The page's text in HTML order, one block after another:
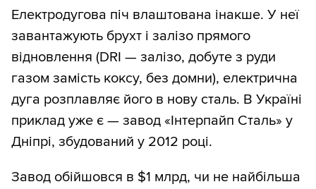
Електродугова піч влаштована інакше. У неї
завантажують брухт і залізо прямого
відновлення (DRI — залізо, добуте з руди
газом замість коксу, без домни), електрична
дуга розплавляє його в нову сталь. В Україні
приклад уже є — завод «Інтерпайп Сталь» у
Дніпрі, збудований у 2012 році.
Завод обійшовся в $1 млрд, чи не найбільша